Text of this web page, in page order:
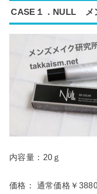
CASE１．NULL メ
内容量：20ｇ
価格： 通常価格￥